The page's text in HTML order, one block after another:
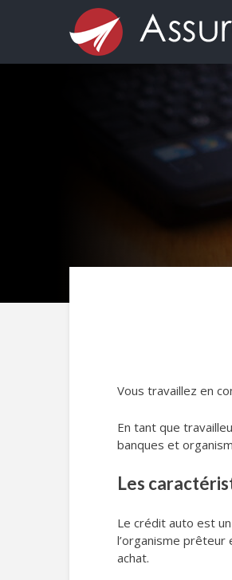
Vous travaillez en
En tant que
banques et
Les
Le crédit auto est
l’organisme
achat.